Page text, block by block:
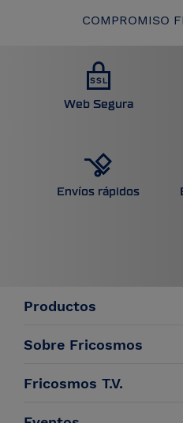
COMPROMISO
Web Segura
Envíos rápidos
Productos
Sobre Fricosmos
Fricosmos T.V.